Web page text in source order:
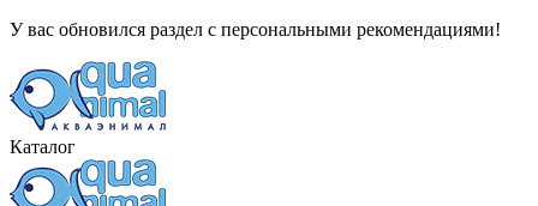
У вас обновился раздел с персональными рекомендациями!
Каталог